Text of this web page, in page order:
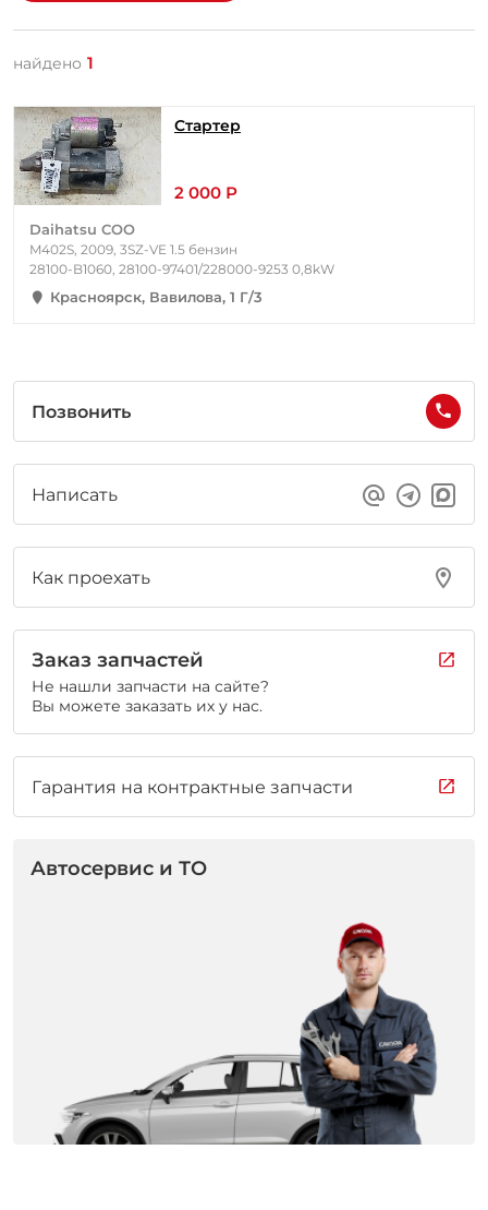
найдено 1
Стартер
2 000 Р
Daihatsu COO
M402S, 2009, 3SZ-VE 1.5 бензин
28100-B1060, 28100-97401/228000-9253 0,8kW
Красноярск, Вавилова, 1 Г/3
Позвонить
Написать
Как проехать
Заказ запчастей
Не нашли запчасти на сайте?
Вы можете заказать их у нас.
Гарантия на контрактные запчасти
Автосервис и ТО